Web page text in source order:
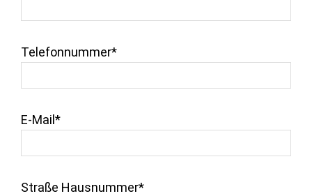
Telefonnummer*
E-Mail*
Straße Hausnummer*